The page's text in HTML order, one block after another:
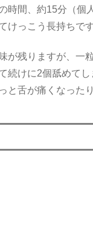
時間、約15分（個
けっこう長持ちです
が残りますが、一
続けに2個舐めて
と舌が痛くなった